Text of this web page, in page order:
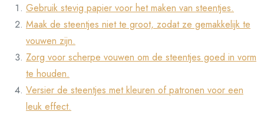
Gebruik stevig papier voor het maken van steentjes.
Maak de steentjes niet te groot, zodat ze gemakkelijk te
vouwen zijn.
Zorg voor scherpe vouwen om de steentjes goed in vorm
te houden.
Versier de steentjes met kleuren of patronen voor een
leuk effect.